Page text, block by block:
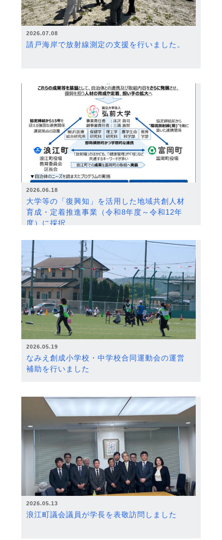
2026.07.08
請戸海岸で放射線測定の支援を行いました。
2026.06.18
大学等の「復興知」を活用した地域共創人材
育成・定着推進事業（令和8年度～令和12年
度）に採択
2026.05.19
なみえ創成小学校・中学校合同運動会の運営
補助を行いました
2026.05.13
浪江町議会議員が学長を表敬訪問しました